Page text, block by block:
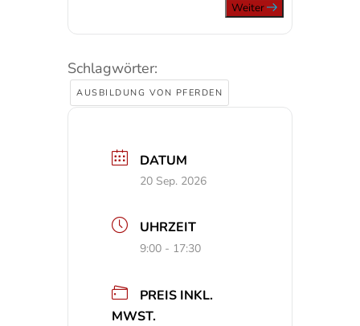
Weiter
Schlagwörter:
AUSBILDUNG VON PFERDEN
DATUM
20 Sep. 2026
UHRZEIT
9:00 - 17:30
PREIS INKL.
MWST.